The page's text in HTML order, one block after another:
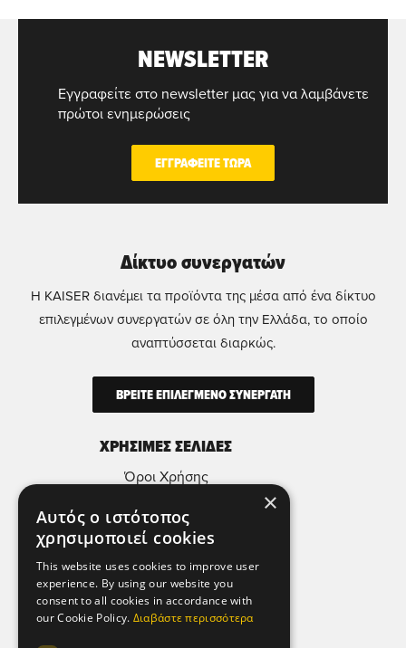
NEWSLETTER
Εγγραφείτε στο newsletter μας για να λαμβάνετε
πρώτοι ενημερώσεις
ΕΓΓΡΑΦΕΙΤΕ ΤΩΡΑ
ΧΡΗΣΙΜΕΣ ΣΕΛΙΔΕΣ
Όροι Χρήσης
Πολιτική Απορρήτου & Προστασίας
Προσωπικών Δεδομένων
Πολιτική Μικροδεδομένων (Cookies)
Δίκτυο συνεργατών
Η KAISER διανέμει τα προϊόντα της μέσα από ένα δίκτυο
επιλεγμένων συνεργατών σε όλη την Ελλάδα, το οποίο
αναπτύσσεται διαρκώς.
ΒΡΕΙΤΕ ΕΠΙΛΕΓΜΕΝΟ ΣΥΝΕΡΓΑΤΗ
ΕΠΙΚΟΙΝΩΝΙΑ
×
Αυτός ο ιστότοπος
χρησιμοποιεί cookies
This website uses cookies to improve user
experience. By using our website you
consent to all cookies in accordance with
our Cookie Policy. Διαβάστε περισσότερα